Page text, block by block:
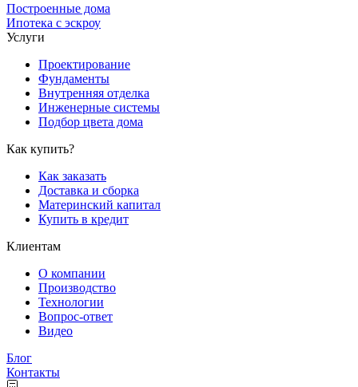
Построенные дома
Ипотека с эскроу
Услуги
Проектирование
Фундаменты
Внутренняя отделка
Инженерные системы
Подбор цвета дома
Как купить?
Как заказать
Доставка и сборка
Материнский капитал
Купить в кредит
Клиентам
О компании
Производство
Технологии
Вопрос-ответ
Видео
Блог
Контакты